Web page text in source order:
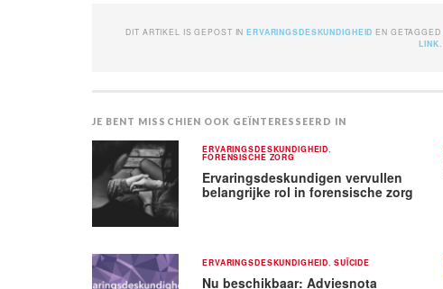
DIT ARTIKEL IS GEPOST INERVARINGSDESKUNDIGHEID EN GETAGGED
LINK
JE BENT MISSCHIEN OOK GEÏNTERESSEERD IN
ERVARINGSDESKUNDIGHEID
FORENSISCHE ZORG
Ervaringsdeskundigen vervullen
belangrijke rol in forensische zorg
ERVARINGSDESKUNDIGHEID SUÏCIDE
Nu beschikbaar: Adviesnota